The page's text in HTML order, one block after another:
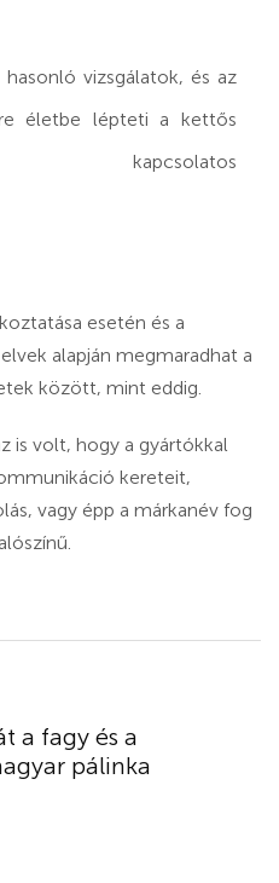
vizsgálatok, és az
életbe lépteti a kettős
kapcsolatos
esetén és a
alapján megmaradhat a
között, mint eddig.
is volt, hogy a gyártókkal
kereteit,
vagy épp a márkanév fog
a fagy és a
pálinka